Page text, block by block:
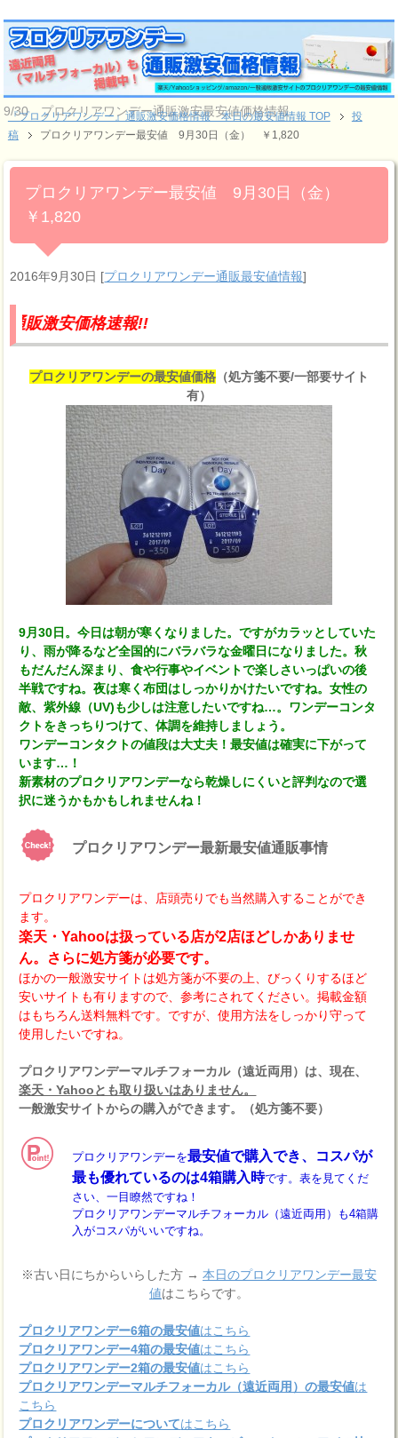
9/30 プロクリアワンデー通販激安最安値価格情報
『プロクリアワンデー』通販激安価格情報 本日の最安値情報 TOP
投
稿
プロクリアワンデー最安値 9月30日（金） ￥1,820
プロクリアワンデー最安値 9月30日（金）
￥1,820
2016年9月30日 [プロクリアワンデー通販最安値情報]
価格速報!!
プロクリアワンデーの最安値価格（処方箋不要/一部要サイト
有）
9月30日。今日は朝が寒くなりました。ですがカラッとしていた
り、雨が降るなど全国的にバラバラな金曜日になりました。秋
もだんだん深まり、食や行事やイベントで楽しさいっぱいの後
半戦ですね。夜は寒く布団はしっかりかけたいですね。女性の
敵、紫外線（UV)も少しは注意したいですね…。ワンデーコンタ
クトをきっちりつけて、体調を維持しましょう。
ワンデーコンタクトの値段は大丈夫！最安値は確実に下がって
います…！
新素材のプロクリアワンデーなら乾燥しにくいと評判なので選
択に迷うかもかもしれませんね！
プロクリアワンデー最新最安値通販事情
プロクリアワンデーは、店頭売りでも当然購入することができ
ます。
楽天・Yahooは扱っている店が2店ほどしかありませ
ん。さらに処方箋が必要です。
ほかの一般激安サイトは処方箋が不要の上、びっくりするほど
安いサイトも有りますので、参考にされてください。掲載金額
はもちろん送料無料です。ですが、使用方法をしっかり守って
使用したいですね。
プロクリアワンデーマルチフォーカル（遠近両用）は、現在、
楽天・Yahooとも取り扱いはありません。
一般激安サイトからの購入ができます。（処方箋不要）
プロクリアワンデーを最安値で購入でき、コスパが
最も優れているのは4箱購入時です。表を見てくだ
さい、一目瞭然ですね！
プロクリアワンデーマルチフォーカル（遠近両用）も4箱購
入がコスパがいいですね。
※古い日にちからいらした方 → 本日のプロクリアワンデー最安
値はこちらです。
プロクリアワンデー6箱の最安値はこちら
プロクリアワンデー4箱の最安値はこちら
プロクリアワンデー2箱の最安値はこちら
プロクリアワンデーマルチフォーカル（遠近両用）の最安値は
こちら
プロクリアワンデーについてはこちら